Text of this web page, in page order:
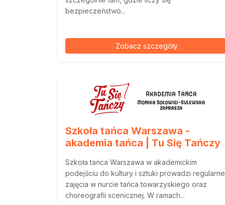
bezpieczeństwo...
Zobacz szczegóły
Szkoła tańca Warszawa -
akademia tańca | Tu Się Tańczy
Szkoła tańca Warszawa w akademickim
podejściu do kultury i sztuki prowadzi regularne
zajęcia w nurcie tańca towarzyskiego oraz
choreografii scenicznej. W ramach...